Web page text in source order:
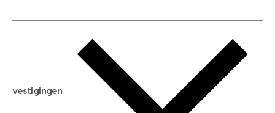
aankoopadvies
verkoopadvies
hypotheekadvies
hypotheek berekenen
maximale hypotheek berekenen
hypotheek bespaarcheck
vestigingen